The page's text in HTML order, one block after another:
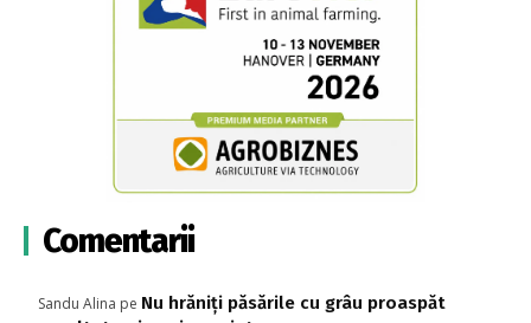
Comentarii
Sandu Alina pe Nu hrăniți păsările cu grâu proaspăt